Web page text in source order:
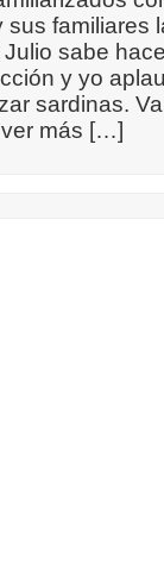
sus familiares
sabe
y yo
sardinas.
más […]